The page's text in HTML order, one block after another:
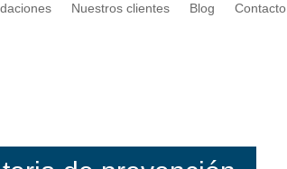
Nuestros clientes Blog Contacto